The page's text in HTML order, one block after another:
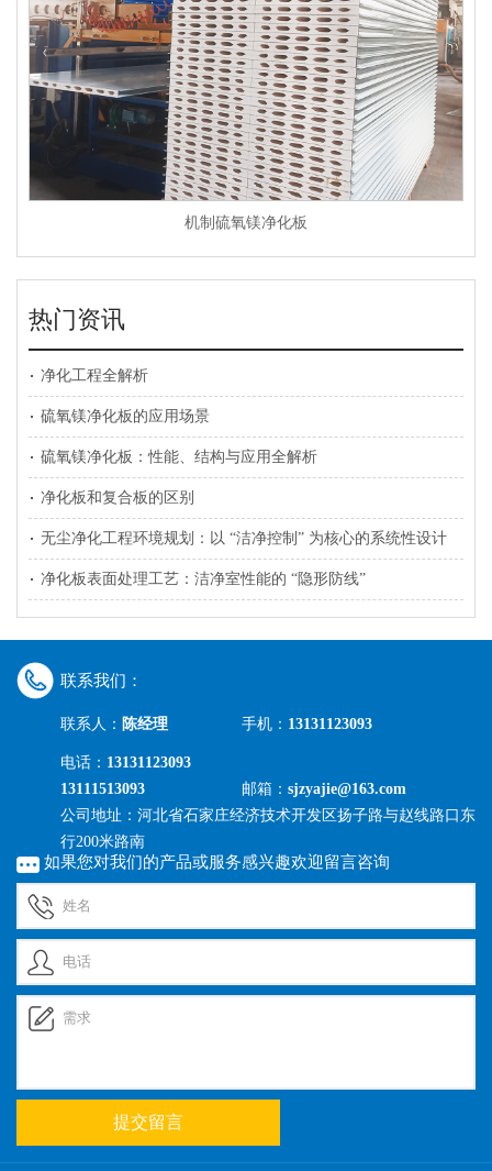
机制硫氧镁净化板
热门资讯
净化工程全解析
硫氧镁净化板的应用场景
硫氧镁净化板：性能、结构与应用全解析
净化板和复合板的区别
无尘净化工程环境规划：以 “洁净控制” 为核心的系统性设计
净化板表面处理工艺：洁净室性能的 “隐形防线”
联系我们：
联系人： 陈经理 手机： 13131123093
电话： 13131123093
13111513093
邮箱： sjzyajie@163.com
公司地址：河北省石家庄经济技术开发区扬子路与赵线路口东
行200米路南
如果您对我们的产品或服务感兴趣欢迎留言咨询
提交留言